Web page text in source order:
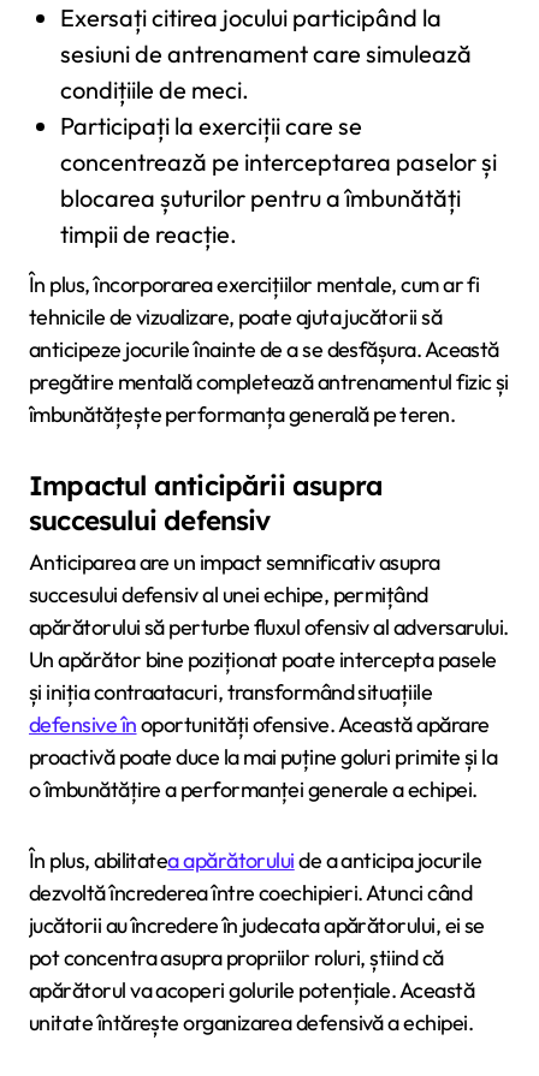
Exersați citirea jocului participând la
sesiuni de antrenament care simulează
condițiile de meci.
Participați la exerciții care se
concentrează pe interceptarea paselor și
blocarea șuturilor pentru a îmbunătăți
timpii de reacție.
În plus, încorporarea exercițiilor mentale, cum ar fi
tehnicile de vizualizare, poate ajuta jucătorii să
anticipeze jocurile înainte de a se desfășura. Această
pregătire mentală completează antrenamentul fizic și
îmbunătățește performanța generală pe teren.
Impactul anticipării asupra
succesului defensiv
Anticiparea are un impact semnificativ asupra
succesului defensiv al unei echipe, permițând
apărătorului să perturbe fluxul ofensiv al adversarului.
Un apărător bine poziționat poate intercepta pasele
și iniția contraatacuri, transformând situațiile
defensive înoportunități ofensive. Această apărare
proactivă poate duce la mai puține goluri primite și la
o îmbunătățire a performanței generale a echipei.
În plus, abilitatea apărătoruluide a anticipa jocurile
dezvoltă încrederea între coechipieri. Atunci când
jucătorii au încredere în judecata apărătorului, ei se
pot concentra asupra propriilor roluri, știind că
apărătorul va acoperi golurile potențiale. Această
unitate întărește organizarea defensivă a echipei.